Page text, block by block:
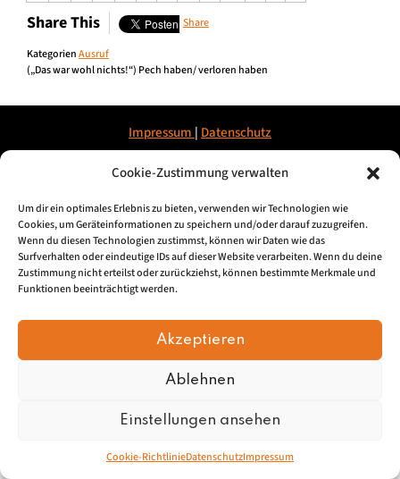
Cookie-Zustimmung verwalten
Um dir ein optimales Erlebnis zu bieten, verwenden wir Technologien wie
Cookies, um Geräteinformationen zu speichern und/oder darauf zuzugreifen.
Wenn du diesen Technologien zustimmst, können wir Daten wie das
Surfverhalten oder eindeutige IDs auf dieser Website verarbeiten. Wenn du deine
Zustimmung nicht erteilst oder zurückziehst, können bestimmte Merkmale und
Funktionen beeinträchtigt werden.
Akzeptieren
Ablehnen
Einstellungen ansehen
Cookie-RichtlinieDatenschutzImpressum
Share This Share
KategorienAusruf
(„Das war wohl nichts!“) Pech haben/ verloren haben
Impressum | Datenschutz
© 2026, Mundartretter.de